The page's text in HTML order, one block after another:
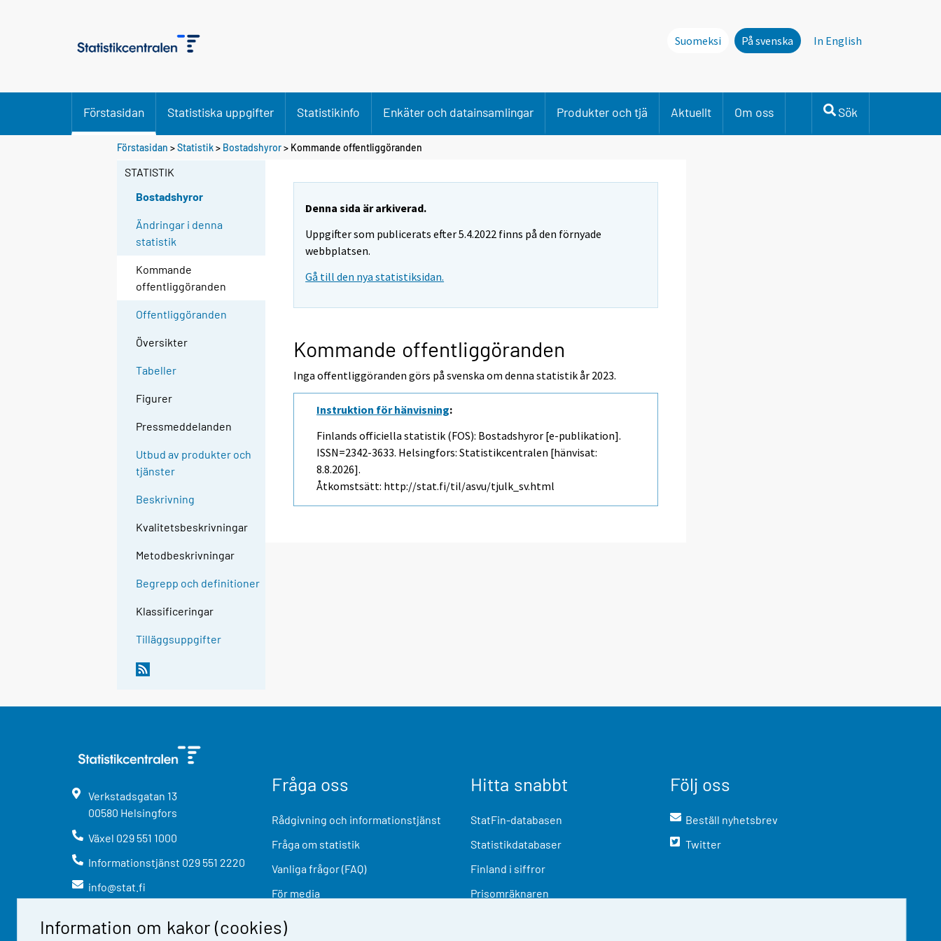
Information om kakor (cookies)
Suomeksi På svenska In English
Förstasidan Statistiska uppgifter Statistikinfo Enkäter och datainsamlingar Produkter och tjä Aktuellt Om oss Sök
Förstasidan >Statistik> Bostadshyror> Kommande offentliggöranden
STATISTIK
Bostadshyror
Ändringar i denna
statistik
Kommande
offentliggöranden
Offentliggöranden
Översikter
Tabeller
Figurer
Pressmeddelanden
Utbud av produkter och
tjänster
Beskrivning
Kvalitetsbeskrivningar
Metodbeskrivningar
Begrepp och definitioner
Klassificeringar
Tilläggsuppgifter
Denna sida är arkiverad.
Uppgifter som publicerats efter 5.4.2022 finns på den förnyade
webbplatsen.
Gå till den nya statistiksidan.
Kommande offentliggöranden
Inga offentliggöranden görs på svenska om denna statistik år 2023.
Instruktion för hänvisning:
Finlands officiella statistik (FOS): Bostadshyror [e-publikation].
ISSN=2342-3633. Helsingfors: Statistikcentralen [hänvisat:
8.8.2026].
Åtkomstsätt: http://stat.fi/til/asvu/tjulk_sv.html
Verkstadsgatan 13
00580 Helsingfors
Växel 029 551 1000
Informationstjänst 029 551 2220
info@stat.fi
Fråga oss
Rådgivning och informationstjänst
Fråga om statistik
Vanliga frågor (FAQ)
För media
Hitta snabbt
StatFin-databasen
Statistikdatabaser
Finland i siffror
Prisomräknaren
Följ oss
Beställ nyhetsbrev
Twitter